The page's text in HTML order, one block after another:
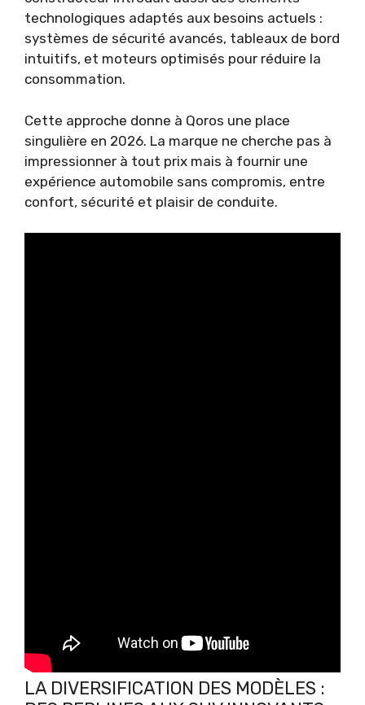
technologiques adaptés aux besoins actuels :
systèmes de sécurité avancés, tableaux de bord
intuitifs, et moteurs optimisés pour réduire la
consommation.
Cette approche donne à Qoros une place
singulière en 2026. La marque ne cherche pas à
impressionner à tout prix mais à fournir une
expérience automobile sans compromis, entre
confort, sécurité et plaisir de conduite.
LA DIVERSIFICATION DES MODÈLES :